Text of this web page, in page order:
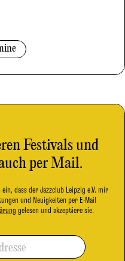
Festivals und
per Mail.
dass der Jazzclub Leipzig e.V. mir
und Neuigkeiten per E-Mail
gelesen und akzeptiere sie.